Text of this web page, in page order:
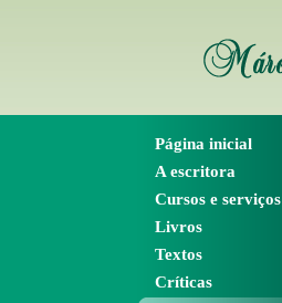
Página inicial
A escritora
Cursos e serviços
Livros
Textos
Críticas